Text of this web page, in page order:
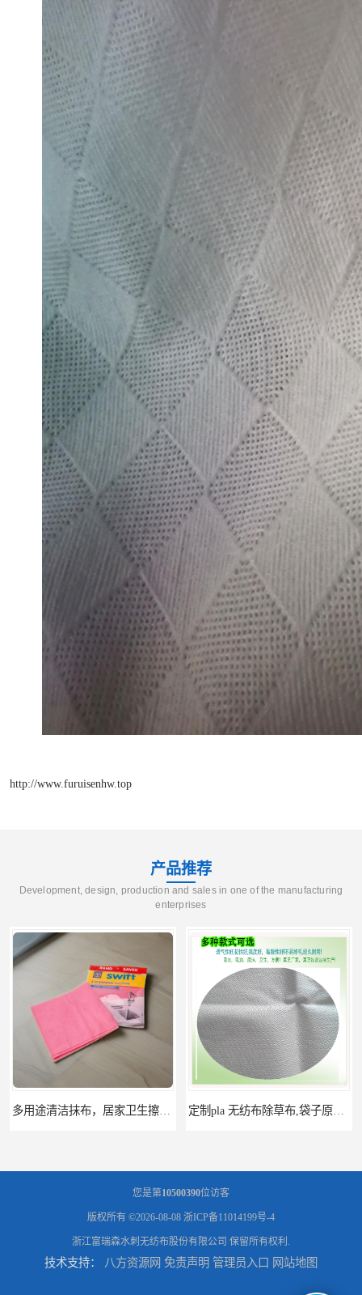
http://www.furuisenhw.top
产品推荐
Development, design, production and sales in one of the manufacturing
enterprises
定制pla 无纺布除草布,袋子原料,可降解pla无纺布,pla无纺布卷材 供应厨房巾水刺无纺布,抹布,洗碗巾原料,汽车等多种清洁水刺布
您是第10500390位访客
版权所有 ©2026-08-08 浙ICP备11014199号-4
浙江富瑞森水刺无纺布股份有限公司 保留所有权利.
技术支持： 八方资源网 免责声明 管理员入口 网站地图